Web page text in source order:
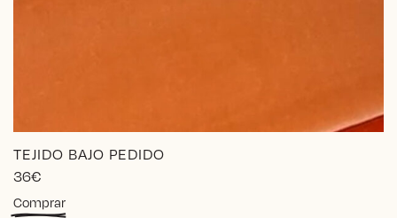
TEJIDO BAJO PEDIDO
36€
Comprar